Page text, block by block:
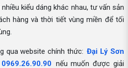
kiểu dáng khác nhau, tư vấn sản
hàng và thời tiết vùng miền để tối
qua website chính thức: Đại Lý Sơn
0969.26.90.90 nếu muốn được giải